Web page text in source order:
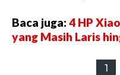
Baca juga: 4 HP
yang Masih Laris
1